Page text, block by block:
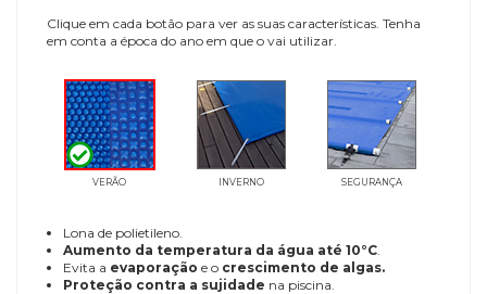
Clique em cada botão para ver as suas características. Tenha
em conta a época do ano em que o vai utilizar.
VERÃO INVERNO SEGURANÇA
Lona de polietileno.
Aumento da temperatura da água até 10°C.
Evita a evaporação e o crescimento de algas.
Proteção contra a sujidade na piscina.